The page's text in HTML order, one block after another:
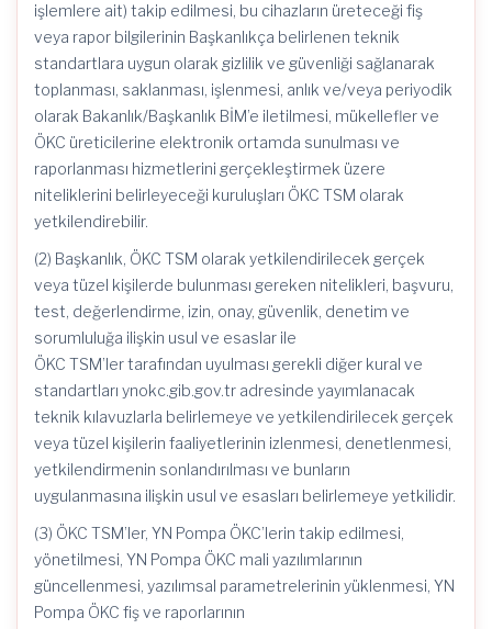
işlemlere ait) takip edilmesi, bu cihazların üreteceği fiş
veya rapor bilgilerinin Başkanlıkça belirlenen teknik
standartlara uygun olarak gizlilik ve güvenliği sağlanarak
toplanması, saklanması, işlenmesi, anlık ve/veya periyodik
olarak Bakanlık/Başkanlık BİM’e iletilmesi, mükellefler ve
ÖKC üreticilerine elektronik ortamda sunulması ve
raporlanması hizmetlerini gerçekleştirmek üzere
niteliklerini belirleyeceği kuruluşları ÖKC TSM olarak
yetkilendirebilir.
(2) Başkanlık, ÖKC TSM olarak yetkilendirilecek gerçek
veya tüzel kişilerde bulunması gereken nitelikleri, başvuru,
test, değerlendirme, izin, onay, güvenlik, denetim ve
sorumluluğa ilişkin usul ve esaslar ile
ÖKC TSM’ler tarafından uyulması gerekli diğer kural ve
standartları ynokc.gib.gov.tr adresinde yayımlanacak
teknik kılavuzlarla belirlemeye ve yetkilendirilecek gerçek
veya tüzel kişilerin faaliyetlerinin izlenmesi, denetlenmesi,
yetkilendirmenin sonlandırılması ve bunların
uygulanmasına ilişkin usul ve esasları belirlemeye yetkilidir.
(3) ÖKC TSM’ler, YN Pompa ÖKC’lerin takip edilmesi,
yönetilmesi, YN Pompa ÖKC mali yazılımlarının
güncellenmesi, yazılımsal parametrelerinin yüklenmesi, YN
Pompa ÖKC fiş ve raporlarının